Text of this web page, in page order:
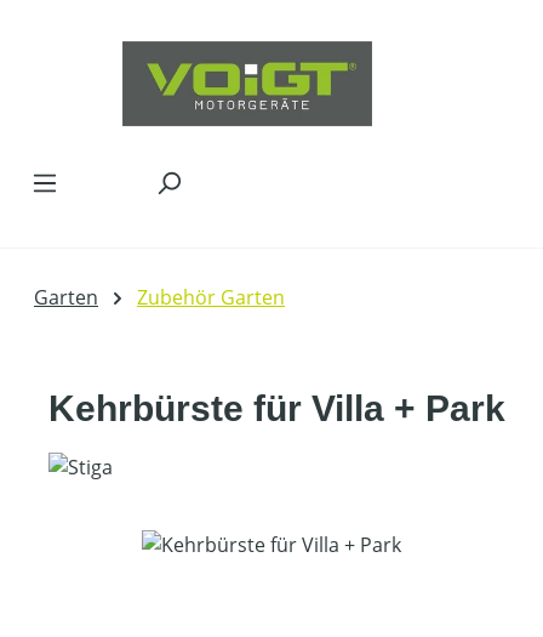
Garten Zubehör Garten
Kehrbürste für Villa + Park
Bildergalerie überspringen